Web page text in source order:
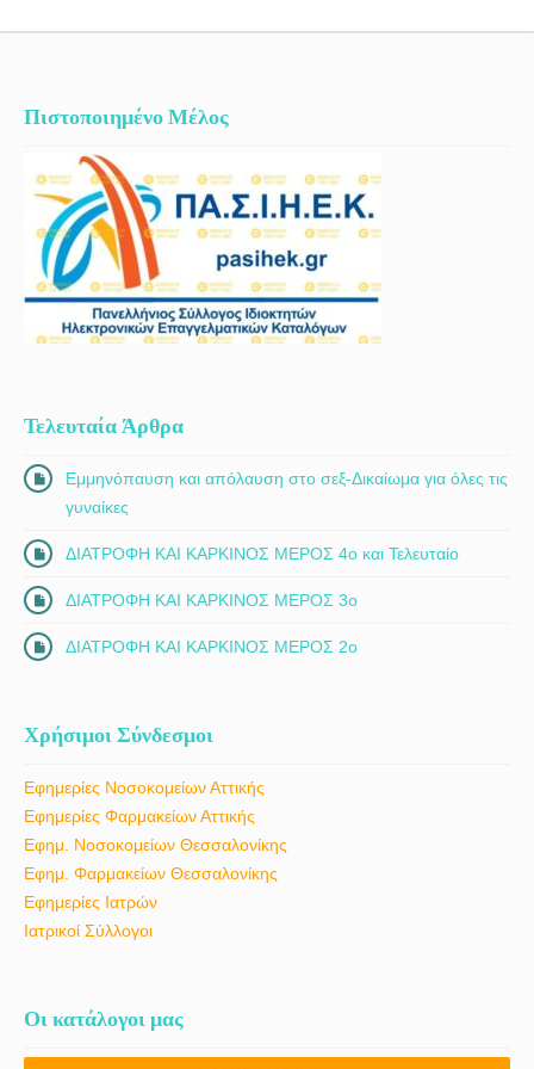
οδικά τροχαία ατυχήματα, ενδοοικογενειακή βία κ.λπ., γνωμοδότηση
νεκροτομή. Η ιατροδικαστής Δρ. Παπαβδή εξυπηρετεί ολόκληρη την
Ελλάδα παρέχοντας κατευθυντήριες γραμμές ως προς το χειρισμό
των υποθέσεών σας, κατόπιν ραντεβού, στο ιατρείο της, που εδρεύει
στον Πειραιά.
Πιστοποιημένο Μέλος
Τελευταία Άρθρα
Εμμηνόπαυση και απόλαυση στο σεξ-Δικαίωμα για όλες τις
γυναίκες
ΔΙΑΤΡΟΦΗ ΚΑΙ ΚΑΡΚΙΝΟΣ ΜΕΡΟΣ 4ο και Τελευταίο
ΔΙΑΤΡΟΦΗ ΚΑΙ ΚΑΡΚΙΝΟΣ ΜΕΡΟΣ 3ο
ΔΙΑΤΡΟΦΗ ΚΑΙ ΚΑΡΚΙΝΟΣ ΜΕΡΟΣ 2ο
Χρήσιμοι Σύνδεσμοι
Εφημερίες Νοσοκομείων Αττικής
Εφημερίες Φαρμακείων Αττικής
Εφημ. Νοσοκομείων Θεσσαλονίκης
Εφημ. Φαρμακείων Θεσσαλονίκης
Εφημερίες Ιατρών
Ιατρικοί Σύλλογοι
Οι κατάλογοι μας